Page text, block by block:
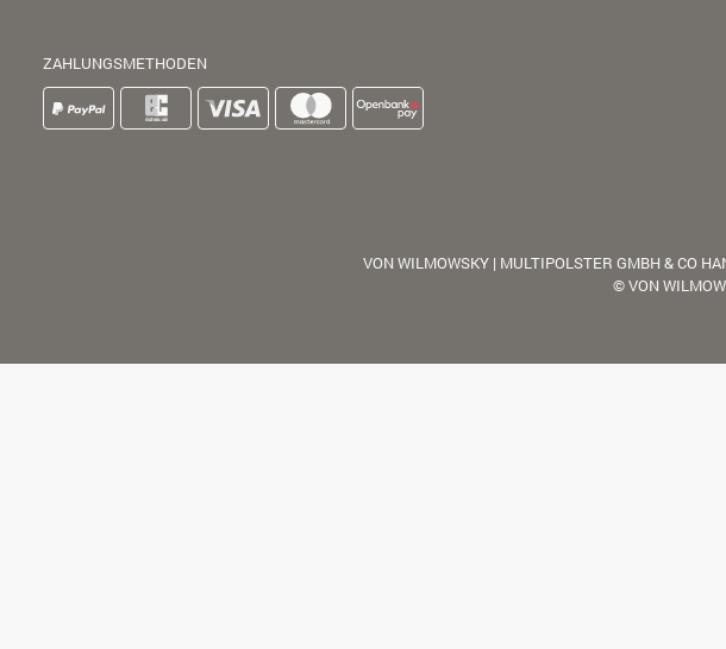
ZAHLUNGSMETHODEN
VON WILMOWSKY | MULTIPOLSTER GMBH & CO
© VON